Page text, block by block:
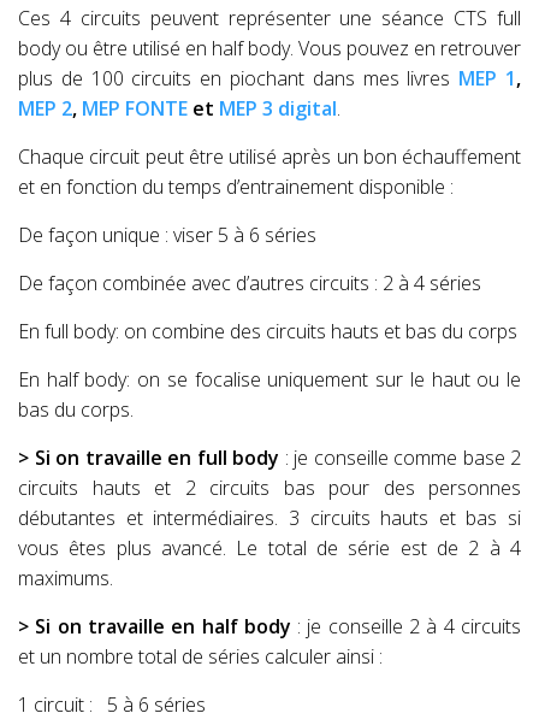
Ces 4 circuits peuvent représenter une séance CTS full
body ou être utilisé en half body. Vous pouvez en retrouver
plus de 100 circuits en piochant dans mes livres MEP 1,
MEP 2, MEP FONTE et MEP 3 digital.
Chaque circuit peut être utilisé après un bon échauffement
et en fonction du temps d’entrainement disponible :
De façon unique : viser 5 à 6 séries
De façon combinée avec d’autres circuits : 2 à 4 séries
En full body: on combine des circuits hauts et bas du corps
En half body: on se focalise uniquement sur le haut ou le
bas du corps.
> Si on travaille en full body : je conseille comme base 2
circuits hauts et 2 circuits bas pour des personnes
débutantes et intermédiaires. 3 circuits hauts et bas si
vous êtes plus avancé. Le total de série est de 2 à 4
maximums.
> Si on travaille en half body : je conseille 2 à 4 circuits
et un nombre total de séries calculer ainsi :
1 circuit :
5 à 6 séries